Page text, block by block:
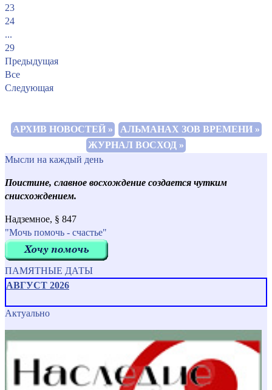
23
24
...
29
Предыдущая
Все
Следующая
АРХИВ НОВОСТЕЙ »
АЛЬМАНАХ ЗОВ ВРЕМЕНИ »
ЖУРНАЛ ВОСХОД »
Мысли на каждый день
Поистине, славное восхождение создается чутким
снисхождением.
Надземное, § 847
"Мочь помочь - счастье"
ПАМЯТНЫЕ ДАТЫ
АВГУСТ 2026
Актуально